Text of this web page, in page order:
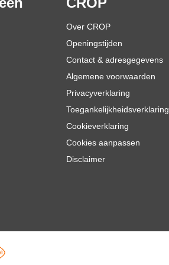
Over CROP
Openingstijden
Contact & adresgegevens
Algemene voorwaarden
Privacyverklaring
Toegankelijkheidsverklaring
Cookieverklaring
Cookies aanpassen
Disclaimer